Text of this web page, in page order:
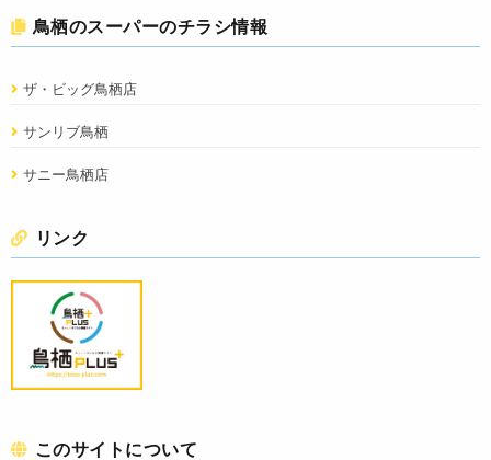
鳥栖のスーパーのチラシ情報
ザ・ビッグ鳥栖店
サンリブ鳥栖
サニー鳥栖店
リンク
このサイトについて